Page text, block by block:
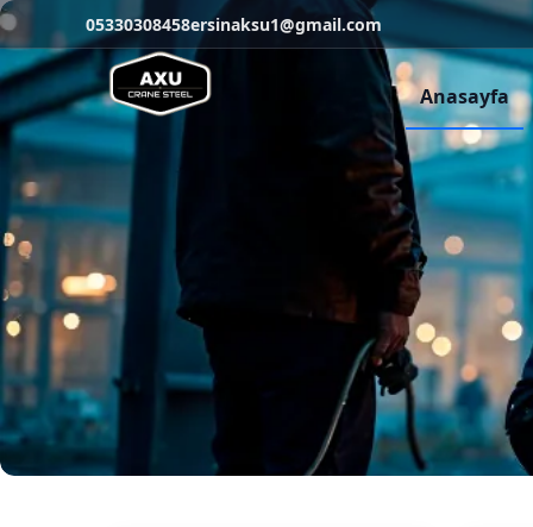
05330308458ersinaksu1@gmail.com
Anasayfa